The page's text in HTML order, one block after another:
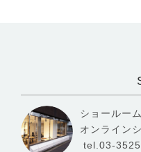
ショールー
オンライン
tel.03-